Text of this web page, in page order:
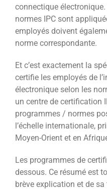
connectique
normes IPC sont
employés doivent
norme correspondante.
Et c’est exactement la
certifie les employés de
électronique selon les
un centre de certification
programmes / normes
l’échelle internationale,
Moyen-Orient et en
Les programmes de
dessous. Ce résumé est
brève explication et de